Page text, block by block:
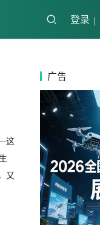
登录
这
又
广告